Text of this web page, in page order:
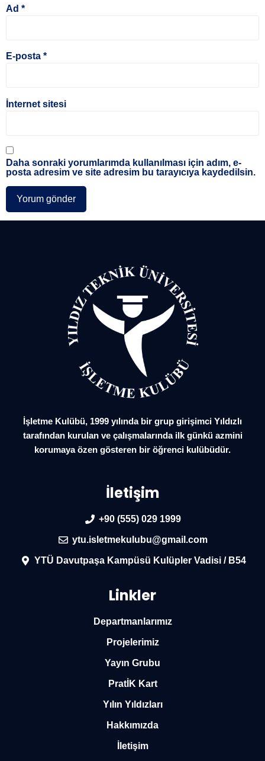
Ad *
E-posta *
İnternet sitesi
Daha sonraki yorumlarımda kullanılması için adım, e-
posta adresim ve site adresim bu tarayıcıya kaydedilsin.
İşletme Kulübü, 1999 yılında bir grup girişimci Yıldızlı
tarafından kurulan ve çalışmalarında ilk günkü azmini
korumaya özen gösteren bir öğrenci kulübüdür.
İletişim
+90 (555) 029 1999
ytu.isletmekulubu@gmail.com
YTÜ Davutpaşa Kampüsü Kulüpler Vadisi / B54
Linkler
Departmanlarımız
Projelerimiz
Yayın Grubu
PratİK Kart
Yılın Yıldızları
Hakkımızda
İletişim